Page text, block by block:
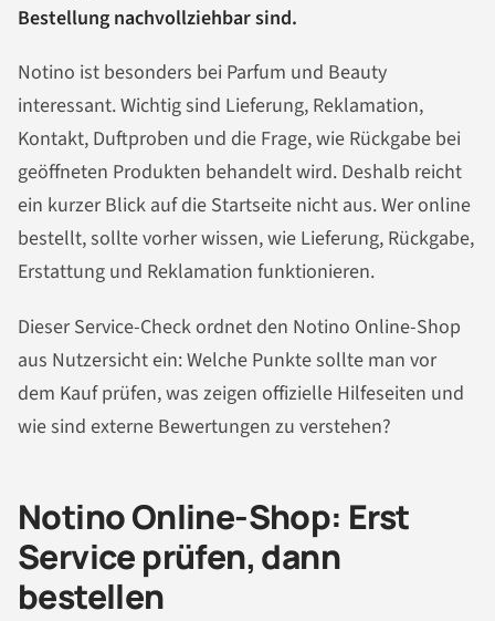
Bestellung nachvollziehbar sind.
Notino ist besonders bei Parfum und Beauty
interessant. Wichtig sind Lieferung, Reklamation,
Kontakt, Duftproben und die Frage, wie Rückgabe bei
geöffneten Produkten behandelt wird. Deshalb reicht
ein kurzer Blick auf die Startseite nicht aus. Wer online
bestellt, sollte vorher wissen, wie Lieferung, Rückgabe,
Erstattung und Reklamation funktionieren.
Dieser Service-Check ordnet den Notino Online-Shop
aus Nutzersicht ein: Welche Punkte sollte man vor
dem Kauf prüfen, was zeigen offizielle Hilfeseiten und
wie sind externe Bewertungen zu verstehen?
Notino Online-Shop: Erst
Service prüfen, dann
bestellen